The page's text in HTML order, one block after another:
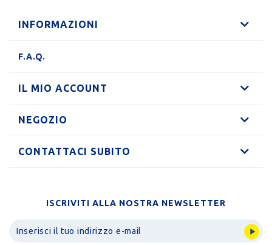
INFORMAZIONI
F.A.Q.
IL MIO ACCOUNT
NEGOZIO
CONTATTACI SUBITO
ISCRIVITI ALLA NOSTRA NEWSLETTER